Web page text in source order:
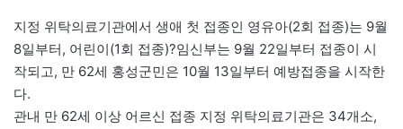
지정 위탁의료기관에서 생애 첫 접종인 영유아(2회 접종)는 9월
8일부터, 어린이(1회 접종)?임신부는 9월 22일부터 접종이 시
작되고, 만 62세 홍성군민은 10월 13일부터 예방접종을 시작한
다.
관내 만 62세 이상 어르신 접종 지정 위탁의료기관은 34개소,